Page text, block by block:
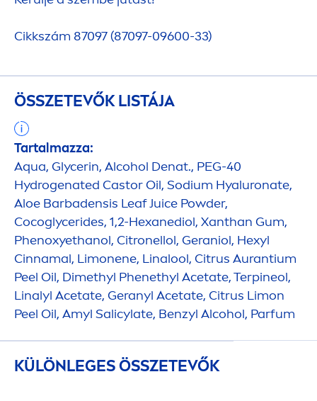
Cikkszám 87097 (87097-09600-33)
ÖSSZETEVŐK LISTÁJA
Tartalmazza:
Aqua, Glycerin, Alcohol Denat., PEG-40
Hydrogenated Castor Oil, Sodium Hyaluronate,
Aloe Barbadensis Leaf Juice Powder,
Cocoglycerides, 1,2-Hexanediol, Xanthan Gum,
Phenoxyethanol, Citronellol, Geraniol, Hexyl
Cinnamal, Limonene, Linalool, Citrus Aurantium
Peel Oil, Dimethyl Phenethyl Acetate, Terpineol,
Linalyl Acetate, Geranyl Acetate, Citrus Limon
Peel Oil, Amyl Salicylate, Benzyl Alcohol, Parfum
KÜLÖNLEGES ÖSSZETEVŐK